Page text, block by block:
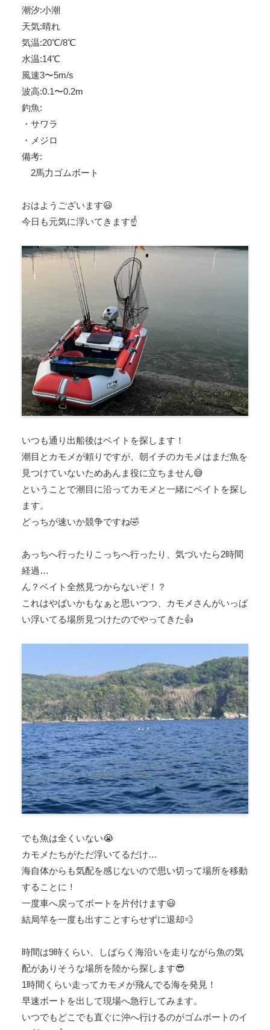
潮汐:小潮
天気:晴れ
気温:20℃/8℃
水温:14℃
風速3〜5m/s
波高:0.1〜0.2m
釣魚:
・サワラ
・メジロ
備考:
2馬力ゴムボート
おはようございます😃
今日も元気に浮いてきます☝️
いつも通り出船後はベイトを探します！
潮目とカモメが頼りですが、朝イチのカモメはまだ魚を
見つけていないためあんま役に立ちません😅
ということで潮目に沿ってカモメと一緒にベイトを探し
ます。
どっちが速いか競争ですね🤣
あっちへ行ったりこっちへ行ったり、気づいたら2時間
経過…
ん？ベイト全然見つからないぞ！？
これはやばいかもなぁと思いつつ、カモメさんがいっぱ
い浮いてる場所見つけたのでやってきた👍
でも魚は全くいない😭
カモメたちがただ浮いてるだけ…
海自体からも気配を感じないので思い切って場所を移動
することに！
一度車へ戻ってボートを片付けます😃
結局竿を一度も出すことすらせずに退却💨
時間は9時くらい、しばらく海沿いを走りながら魚の気
配がありそうな場所を陸から探します😎
1時間くらい走ってカモメが飛んでる海を発見！
早速ボートを出して現場へ急行してみます。
いつでもどこでも直ぐに沖へ行けるのがゴムボートのイ